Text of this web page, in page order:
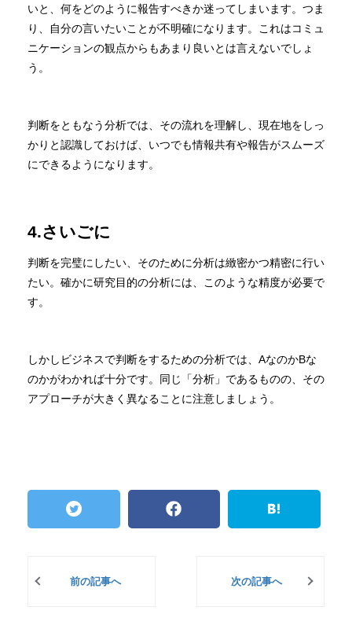
いと、何をどのように報告すべきか迷ってしまいます。つま
り、自分の言いたいことが不明確になります。これはコミュ
ニケーションの観点からもあまり良いとは言えないでしょ
う。
判断をともなう分析では、その流れを理解し、現在地をしっ
かりと認識しておけば、いつでも情報共有や報告がスムーズ
にできるようになります。
4.さいごに
判断を完璧にしたい、そのために分析は緻密かつ精密に行い
たい。確かに研究目的の分析には、このような精度が必要で
す。
しかしビジネスで判断をするための分析では、AなのかBな
のかがわかれば十分です。同じ「分析」であるものの、その
アプローチが大きく異なることに注意しましょう。
前の記事へ 次の記事へ